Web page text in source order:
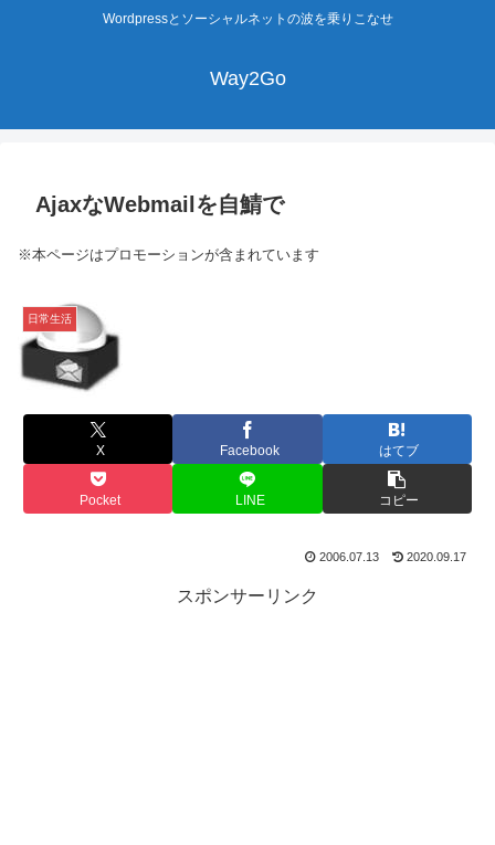
Wordpressとソーシャルネットの波を乗りこなせ
Way2Go
AjaxなWebmailを自鯖で
※本ページはプロモーションが含まれています
日常生活
X Facebook はてブ
Pocket LINE コピー
2006.07.13 2020.09.17
スポンサーリンク